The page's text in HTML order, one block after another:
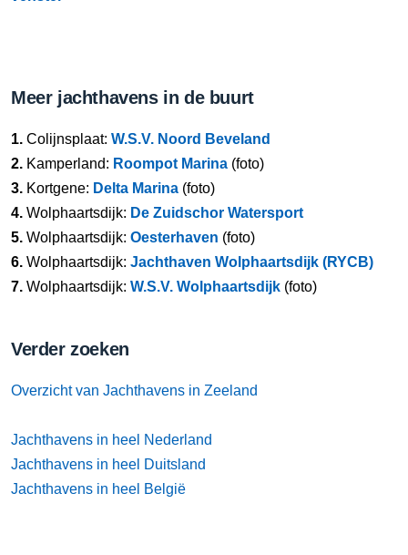
Meer jachthavens in de buurt
1. Colijnsplaat: W.S.V. Noord Beveland
2. Kamperland: Roompot Marina (foto)
3. Kortgene: Delta Marina (foto)
4. Wolphaartsdijk: De Zuidschor Watersport
5. Wolphaartsdijk: Oesterhaven (foto)
6. Wolphaartsdijk: Jachthaven Wolphaartsdijk (RYCB)
7. Wolphaartsdijk: W.S.V. Wolphaartsdijk (foto)
Verder zoeken
Overzicht van Jachthavens in Zeeland
Jachthavens in heel Nederland
Jachthavens in heel Duitsland
Jachthavens in heel België